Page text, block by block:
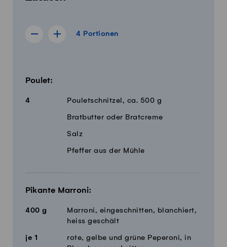
4 Portionen
Rezept für 3 Portionen anzeigen
Rezept für 5 Portionen anzeigen
4 Portionen
Poulet:
4 Pouletschnitzel, ca. 500 g
Bratbutter oder Bratcreme
Salz
Pfeffer aus der Mühle
Pikante Marroni:
400 g
Marroni, eingeschnitten, blanchiert,
heiss geschält
je 1
rote, gelbe und grüne Peperoni, in